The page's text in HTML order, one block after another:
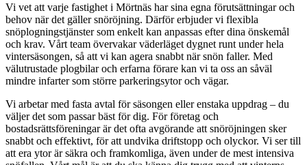
Vi vet att varje fastighet i Mörtnäs har sina egna förutsättningar och
behov när det gäller snöröjning. Därför erbjuder vi flexibla
snöplogningstjänster som enkelt kan anpassas efter dina önskemål
och krav. Vårt team övervakar väderläget dygnet runt under hela
vintersäsongen, så att vi kan agera snabbt när snön faller. Med
välutrustade plogbilar och erfarna förare kan vi ta oss an såväl
mindre infarter som större parkeringsytor och vägar.
Vi arbetar med fasta avtal för säsongen eller enstaka uppdrag – du
väljer det som passar bäst för dig. För företag och
bostadsrättsföreningar är det ofta avgörande att snöröjningen sker
snabbt och effektivt, för att undvika driftstopp och olyckor. Vi ser till
att era ytor är säkra och framkomliga, även under de mest intensiva